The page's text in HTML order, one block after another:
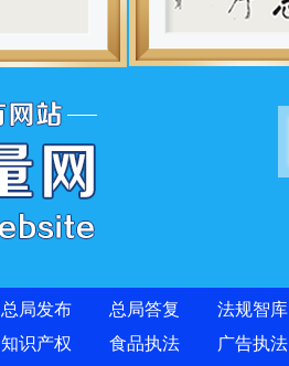
总局发布 总局答复 法规智库
知识产权 食品执法 广告执法